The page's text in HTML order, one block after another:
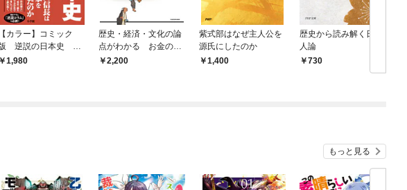
【カラー】コミック
逆説の日本史 戦
国三英傑編
1,980
歴史・経済・文化の論
点がわかる お金の日
本史 完全版 和同開
2,200
紫式部はなぜ主人公を
源氏にしたのか
1,400
歴史から読み解く日本
人論
730
もっと見る